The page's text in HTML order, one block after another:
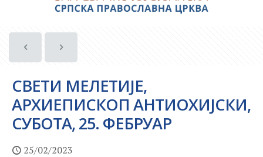
СВЕТИ МЕЛЕТИЈЕ,
АРХИЕПИСКОП АНТИОХИЈСКИ,
СУБОТА, 25. ФЕБРУАР
25/02/2023